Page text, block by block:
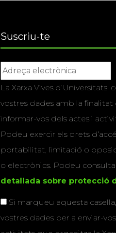
Suscriu-te
La Xarxa Vives
vostres dades amb la
informar-vos dels actes i
Podeu exercir els drets
portabilitat, limitació o
o electrònics. Podeu
detallada sobre protecció
Si marqueu aquesta
vostres dades per a enviar-